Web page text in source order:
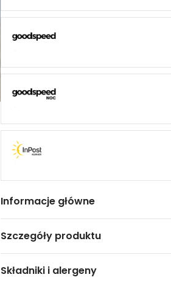
Informacje główne
Szczegóły produktu
Składniki i alergeny